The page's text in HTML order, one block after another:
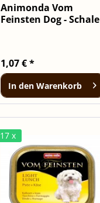
Animonda Vom
Feinsten Dog - Schale
1,07 € *
In den Warenkorb
17 x